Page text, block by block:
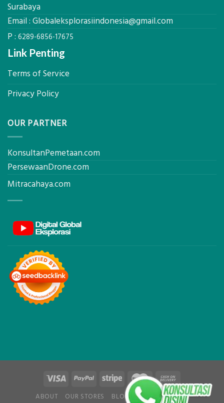
Akurat
Surabaya
Email : Globaleksplorasiindonesia@gmail.com
P : 6289-6856-17675
Link Penting
Terms of Service
Privacy Policy
OUR PARTNER
KonsultanPemetaan.com
PersewaanDrone.com
Mitracahaya.com
ABOUT OUR STORES BLOG CONTACT FAQ